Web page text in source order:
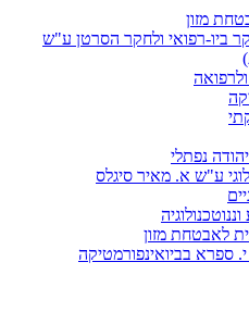
מזון
ביו-רפואי ולחקר הסרטן ע"ש
נפתלי
ע"ש א. מאיר סיגלס
לאבטחת מזון
ספרא בביואינפורמטיקה